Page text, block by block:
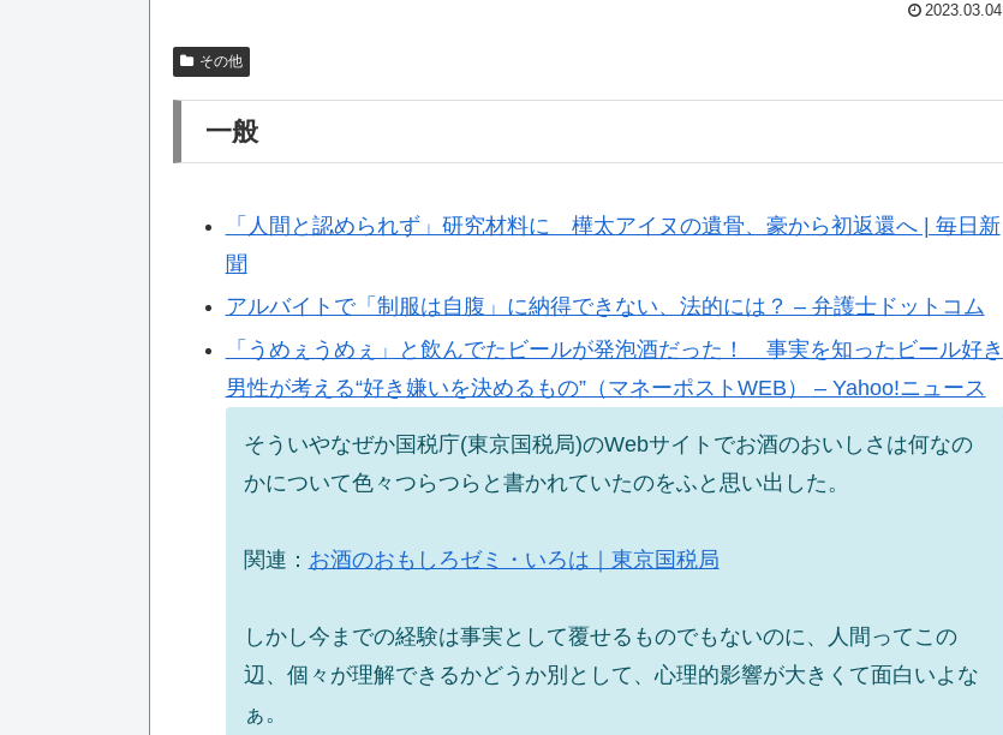
2023.03.04
その他
一般
「人間と認められず」研究材料に 樺太アイヌの遺骨、豪から初返還へ | 毎日新
聞
アルバイトで「制服は自腹」に納得できない、法的には？ – 弁護士ドットコム
「うめぇうめぇ」と飲んでたビールが発泡酒だった！ 事実を知ったビール好き
男性が考える“好き嫌いを決めるもの”（マネーポストWEB） – Yahoo!ニュース
そういやなぜか国税庁(東京国税局)のWebサイトでお酒のおいしさは何なの
かについて色々つらつらと書かれていたのをふと思い出した。
関連： お酒のおもしろゼミ・いろは｜東京国税局
しかし今までの経験は事実として覆せるものでもないのに、人間ってこの
辺、個々が理解できるかどうか別として、心理的影響が大きくて面白いよな
ぁ。